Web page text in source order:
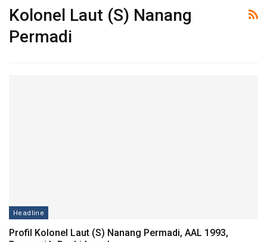
Kolonel Laut (S) Nanang
Permadi
Headline
Profil Kolonel Laut (S) Nanang Permadi, AAL 1993,